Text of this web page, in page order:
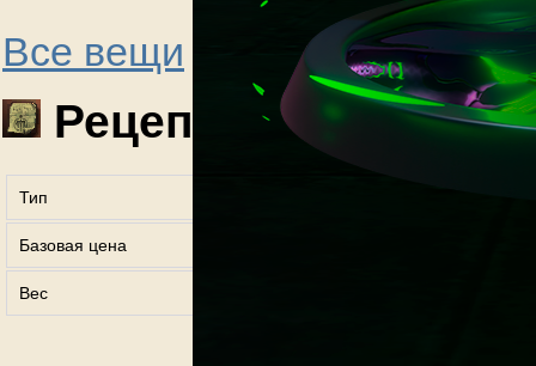
Все вещи
Рецепт: Дубина
Тип
Базовая цена
Вес